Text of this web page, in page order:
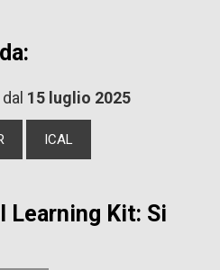
15 luglio 2025
ICAL
Learning Kit: Si